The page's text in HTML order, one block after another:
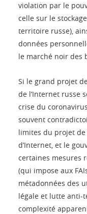
violation par le
celle sur le
territoire russe),
données
le marché noir des
Si le grand projet
de l’Internet russe
crise du
souvent
limites du projet
d’Internet, et le
certaines mesures
(qui impose aux
métadonnées des
légale et lutte anti-
complexité